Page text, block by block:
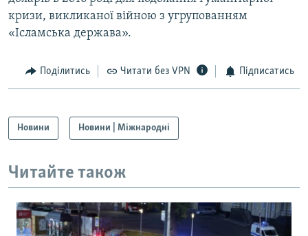
кризи, викликаної війною з угрупованням
«Ісламська держава».
Поділитись Читати без VPN Підписатись
Новини Новини | Міжнародні
Читайте також